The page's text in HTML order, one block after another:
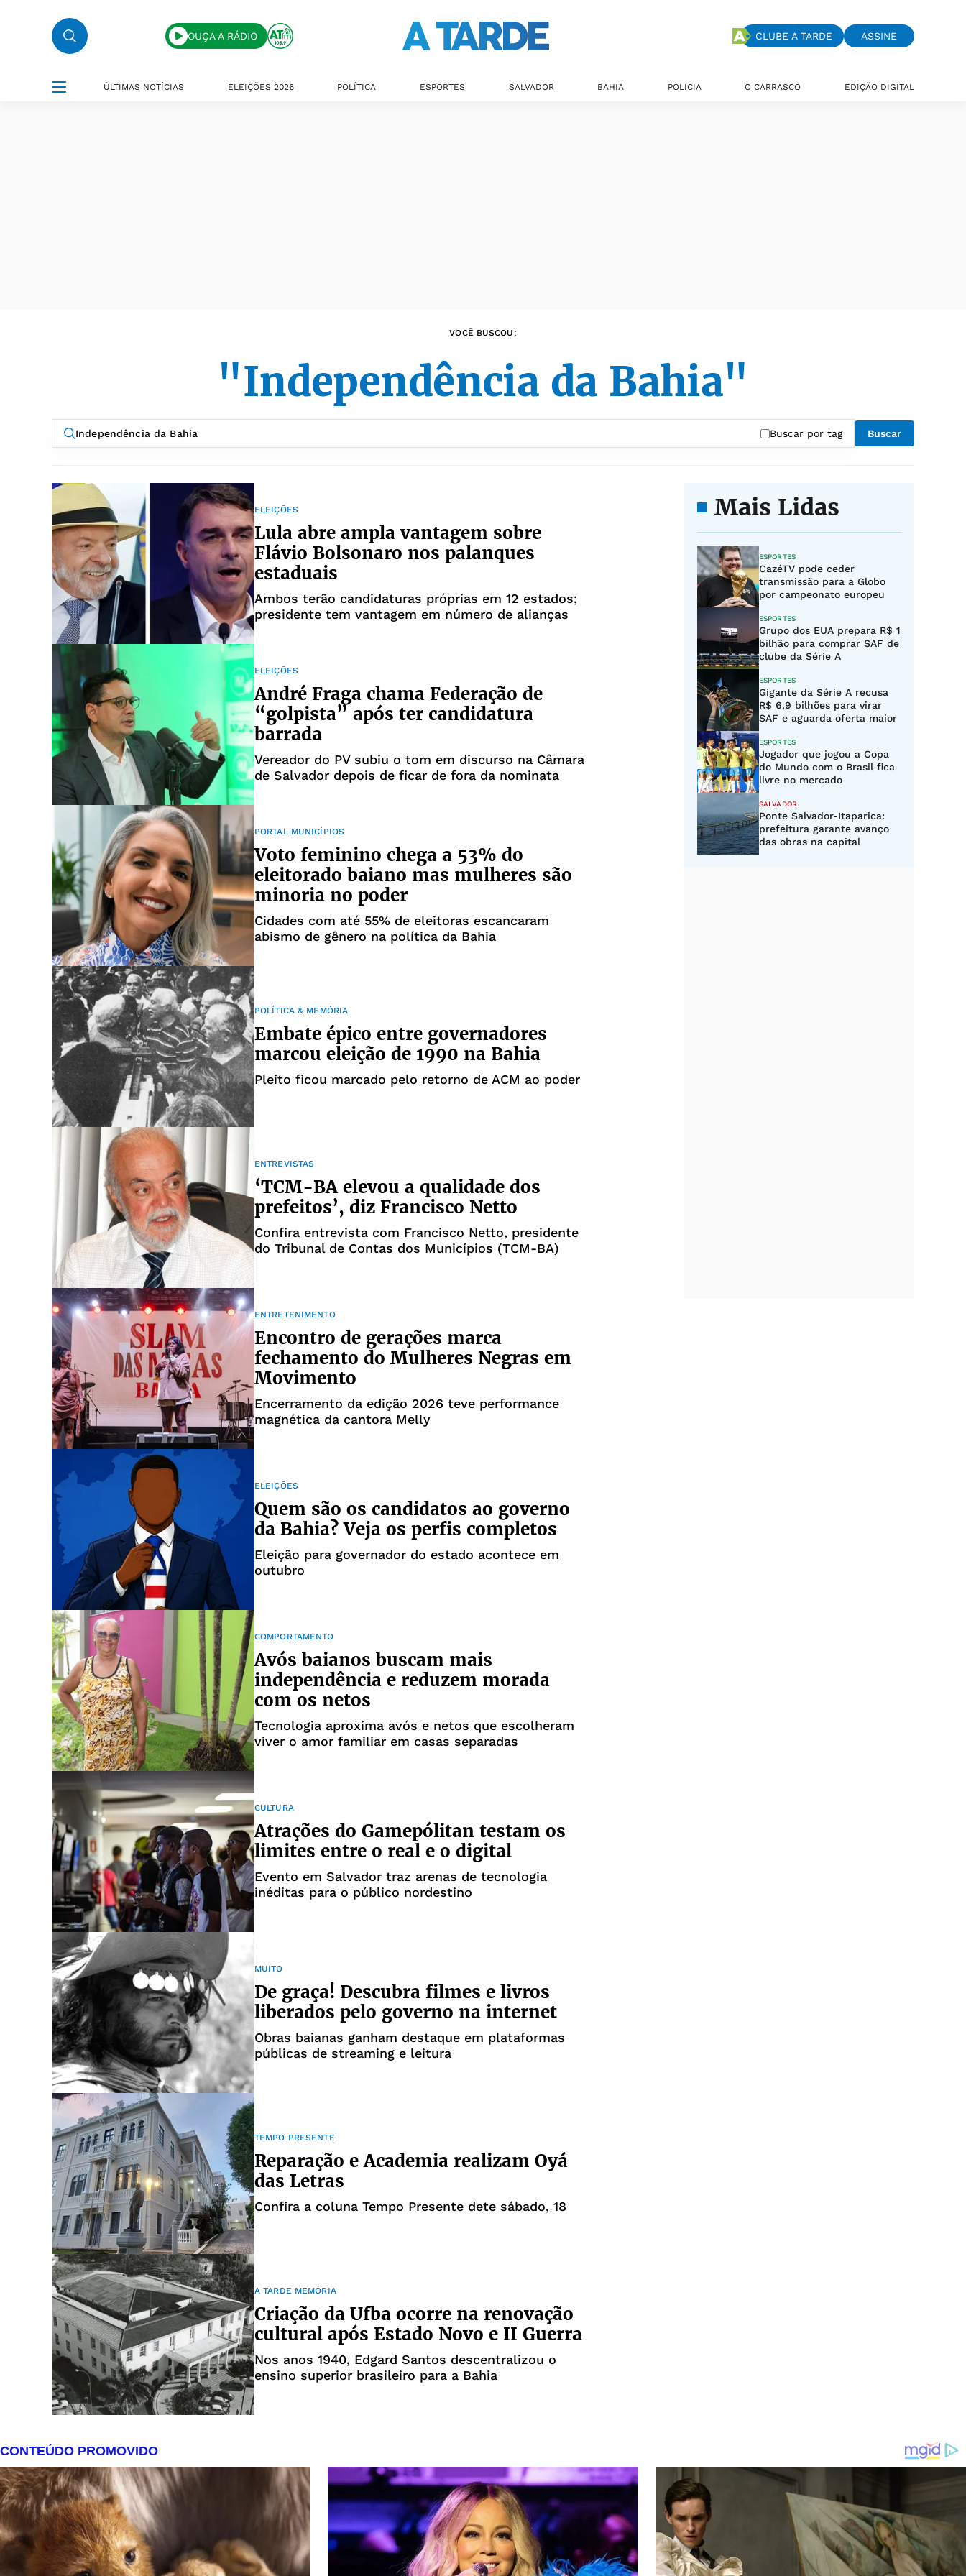
OUÇA A RÁDIO CLUBE A TARDE ASSINE
ÚLTIMAS NOTÍCIAS ELEIÇÕES 2026 POLÍTICA ESPORTES SALVADOR BAHIA POLÍCIA O CARRASCO EDIÇÃO DIGITAL
VOCÊ BUSCOU:
"Independência da Bahia"
Buscar por tag Buscar
ELEIÇÕES
Lula abre ampla vantagem sobre
Flávio Bolsonaro nos palanques
estaduais
Ambos terão candidaturas próprias em 12 estados;
presidente tem vantagem em número de alianças
ELEIÇÕES
André Fraga chama Federação de
“golpista” após ter candidatura
barrada
Vereador do PV subiu o tom em discurso na Câmara
de Salvador depois de ficar de fora da nominata
PORTAL MUNICÍPIOS
Voto feminino chega a 53% do
eleitorado baiano mas mulheres são
minoria no poder
Cidades com até 55% de eleitoras escancaram
abismo de gênero na política da Bahia
POLÍTICA & MEMÓRIA
Embate épico entre governadores
marcou eleição de 1990 na Bahia
Pleito ficou marcado pelo retorno de ACM ao poder
ENTREVISTAS
‘TCM-BA elevou a qualidade dos
prefeitos’, diz Francisco Netto
Confira entrevista com Francisco Netto, presidente
do Tribunal de Contas dos Municípios (TCM-BA)
ENTRETENIMENTO
Encontro de gerações marca
fechamento do Mulheres Negras em
Movimento
Encerramento da edição 2026 teve performance
magnética da cantora Melly
ELEIÇÕES
Quem são os candidatos ao governo
da Bahia? Veja os perfis completos
Eleição para governador do estado acontece em
outubro
COMPORTAMENTO
Avós baianos buscam mais
independência e reduzem morada
com os netos
Tecnologia aproxima avós e netos que escolheram
viver o amor familiar em casas separadas
CULTURA
Atrações do Gamepólitan testam os
limites entre o real e o digital
Evento em Salvador traz arenas de tecnologia
inéditas para o público nordestino
MUITO
De graça! Descubra filmes e livros
liberados pelo governo na internet
Obras baianas ganham destaque em plataformas
públicas de streaming e leitura
TEMPO PRESENTE
Reparação e Academia realizam Oyá
das Letras
Confira a coluna Tempo Presente dete sábado, 18
A TARDE MEMÓRIA
Criação da Ufba ocorre na renovação
cultural após Estado Novo e II Guerra
Nos anos 1940, Edgard Santos descentralizou o
ensino superior brasileiro para a Bahia
Mais Lidas
ESPORTES
CazéTV pode ceder
transmissão para a Globo
por campeonato europeu
ESPORTES
Grupo dos EUA prepara R$ 1
bilhão para comprar SAF de
clube da Série A
ESPORTES
Gigante da Série A recusa
R$ 6,9 bilhões para virar
SAF e aguarda oferta maior
ESPORTES
Jogador que jogou a Copa
do Mundo com o Brasil fica
livre no mercado
SALVADOR
Ponte Salvador-Itaparica:
prefeitura garante avanço
das obras na capital